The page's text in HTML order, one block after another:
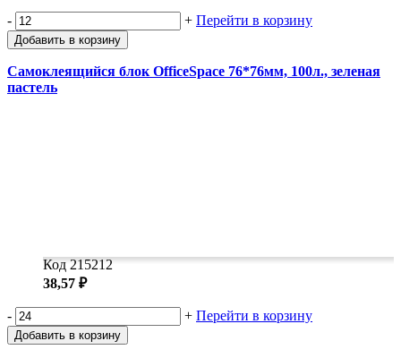
- + Перейти в корзину
Добавить в корзину
Самоклеящийся блок OfficeSpace 76*76мм, 100л., зеленая
пастель
Код 215212
38,57 ₽
- + Перейти в корзину
Добавить в корзину